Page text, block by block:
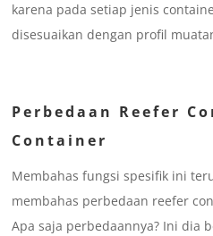
karena pada setiap jenis
disesuaikan dengan profil
Perbedaan Reefer
Container
Membahas fungsi spesifik ini
membahas perbedaan reefer
Apa saja perbedaannya? Ini dia